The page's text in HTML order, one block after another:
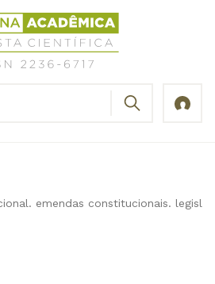
emendas constitucionais.